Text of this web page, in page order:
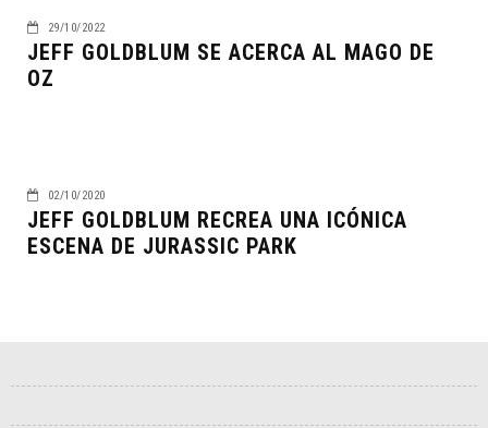
29/10/2022
JEFF GOLDBLUM SE ACERCA AL MAGO DE
OZ
02/10/2020
JEFF GOLDBLUM RECREA UNA ICÓNICA
ESCENA DE JURASSIC PARK